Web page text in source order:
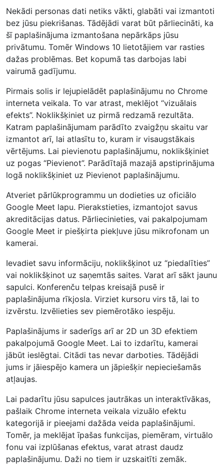
Nekādi personas dati netiks vākti, glabāti vai izmantoti
bez jūsu piekrišanas. Tādējādi varat būt pārliecināti, ka
šī paplašinājuma izmantošana nepārkāps jūsu
privātumu. Tomēr Windows 10 lietotājiem var rasties
dažas problēmas. Bet kopumā tas darbojas labi
vairumā gadījumu.
Pirmais solis ir lejupielādēt paplašinājumu no Chrome
interneta veikala. To var atrast, meklējot “vizuālais
efekts”. Noklikšķiniet uz pirmā redzamā rezultāta.
Katram paplašinājumam parādīto zvaigžņu skaitu var
izmantot arī, lai atlasītu to, kuram ir visaugstākais
vērtējums. Lai pievienotu paplašinājumu, noklikšķiniet
uz pogas “Pievienot”. Parādītajā mazajā apstiprinājuma
logā noklikšķiniet uz Pievienot paplašinājumu.
Atveriet pārlūkprogrammu un dodieties uz oficiālo
Google Meet lapu. Pierakstieties, izmantojot savus
akreditācijas datus. Pārliecinieties, vai pakalpojumam
Google Meet ir piešķirta piekļuve jūsu mikrofonam un
kamerai.
Ievadiet savu informāciju, noklikšķinot uz “piedalīties”
vai noklikšķinot uz saņemtās saites. Varat arī sākt jaunu
sapulci. Konferenču telpas kreisajā pusē ir
paplašinājuma rīkjosla. Virziet kursoru virs tā, lai to
izvērstu. Izvēlieties sev piemērotāko iespēju.
Paplašinājums ir saderīgs arī ar 2D un 3D efektiem
pakalpojumā Google Meet. Lai to izdarītu, kamerai
jābūt ieslēgtai. Citādi tas nevar darboties. Tādējādi
jums ir jāiespējo kamera un jāpiešķir nepieciešamās
atļaujas.
Lai padarītu jūsu sapulces jautrākas un interaktīvākas,
pašlaik Chrome interneta veikala vizuālo efektu
kategorijā ir pieejami dažāda veida paplašinājumi.
Tomēr, ja meklējat īpašas funkcijas, piemēram, virtuālo
fonu vai izplūšanas efektus, varat atrast daudz
paplašinājumu. Daži no tiem ir uzskaitīti zemāk.